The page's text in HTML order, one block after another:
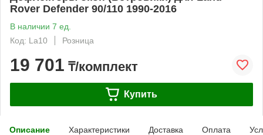
Rover Defender 90/110 1990-2016
В наличии 7 ед.
Код: La10
Розница
19 701 ₸/комплект
Купить
Описание Характеристики Доставка Оплата